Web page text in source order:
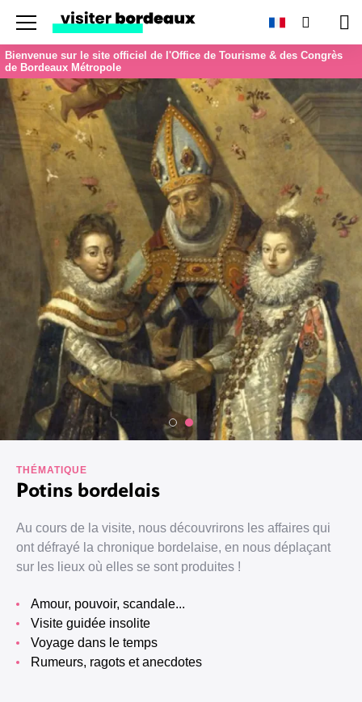
Menu
Bienvenue sur le site officiel de l'Office de Tourisme & des Congrès
de Bordeaux Métropole
THÉMATIQUE
Potins bordelais
Au cours de la visite, nous découvrirons les affaires qui
ont défrayé la chronique bordelaise, en nous déplaçant
sur les lieux où elles se sont produites !
Amour, pouvoir, scandale...
Visite guidée insolite
Voyage dans le temps
Rumeurs, ragots et anecdotes